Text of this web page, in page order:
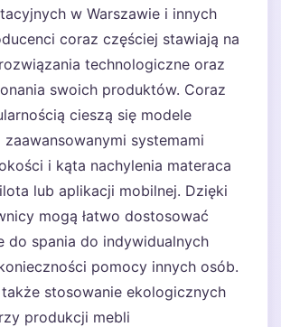
w Warszawie i innych
coraz częściej stawiają na
technologiczne oraz
swoich produktów. Coraz
cieszą się modele
systemami
i kąta nachylenia materaca
lub aplikacji mobilnej. Dzięki
mogą łatwo dostosować
do spania do indywidualnych
pomocy innych osób.
stosowanie ekologicznych
produkcji mebli